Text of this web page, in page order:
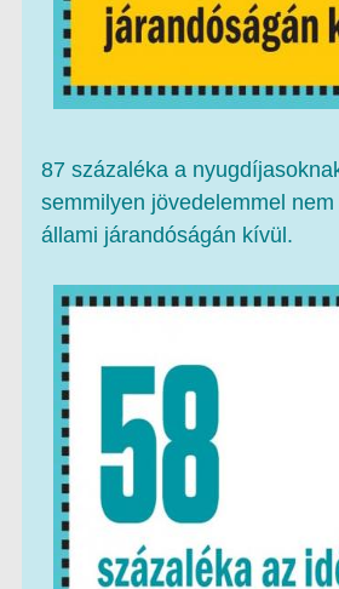
87 százaléka a
semmilyen jövedelemmel
állami járandóságán kívül.